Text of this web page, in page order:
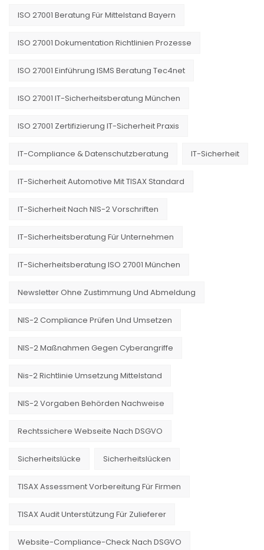
ISO 27001 Beratung Für Mittelstand Bayern
ISO 27001 Dokumentation Richtlinien Prozesse
ISO 27001 Einführung ISMS Beratung Tec4net
ISO 27001 IT-Sicherheitsberatung München
ISO 27001 Zertifizierung IT-Sicherheit Praxis
IT-Compliance & Datenschutzberatung IT-Sicherheit
IT-Sicherheit Automotive Mit TISAX Standard
IT-Sicherheit Nach NIS-2 Vorschriften
IT-Sicherheitsberatung Für Unternehmen
IT-Sicherheitsberatung ISO 27001 München
Newsletter Ohne Zustimmung Und Abmeldung
NIS-2 Compliance Prüfen Und Umsetzen
NIS-2 Maßnahmen Gegen Cyberangriffe
Nis-2 Richtlinie Umsetzung Mittelstand
NIS-2 Vorgaben Behörden Nachweise
Rechtssichere Webseite Nach DSGVO
Sicherheitslücke Sicherheitslücken
TISAX Assessment Vorbereitung Für Firmen
TISAX Audit Unterstützung Für Zulieferer
Website-Compliance-Check Nach DSGVO